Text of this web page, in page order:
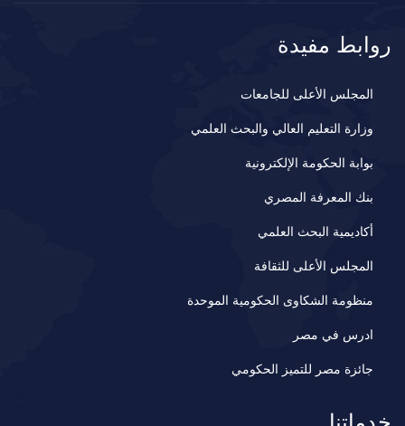
روابط مفيدة
المجلس الأعلى للجامعات
وزارة التعليم العالي والبحث العلمي
بوابة الحكومة الإلكترونية
بنك المعرفة المصري
أكاديمية البحث العلمي
المجلس الأعلى للثقافة
منظومة الشكاوى الحكومية الموحدة
ادرس في مصر
جائزة مصر للتميز الحكومي